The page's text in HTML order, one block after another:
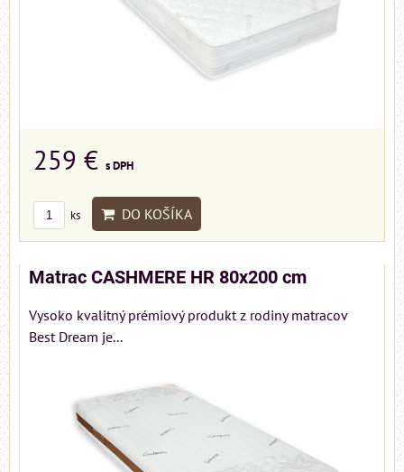
259 € s DPH
ks DO KOŠÍKA
Matrac CASHMERE HR 80x200 cm
Vysoko kvalitný prémiový produkt z rodiny matracov
Best Dream je...